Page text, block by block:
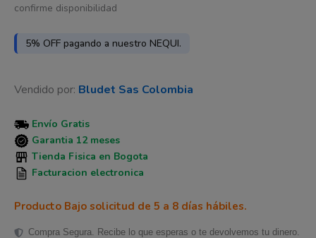
confirme disponibilidad
5% OFF pagando a nuestro NEQUI.
Vendido por: Bludet Sas Colombia
Envío Gratis
Garantia 12 meses
Tienda Fisica en Bogota
Facturacion electronica
Producto Bajo solicitud de 5 a 8 días hábiles.
Compra Segura. Recibe lo que esperas o te devolvemos tu dinero.